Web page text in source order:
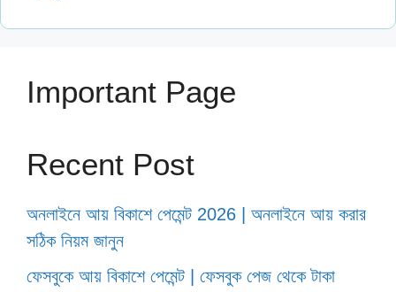
Important Page
Recent Post
অনলাইনে আয় বিকাশে পেমেন্ট 2026 | অনলাইনে আয় করার
সঠিক নিয়ম জানুন
ফেসবুকে আয় বিকাশে পেমেন্ট | ফেসবুক পেজ থেকে টাকা